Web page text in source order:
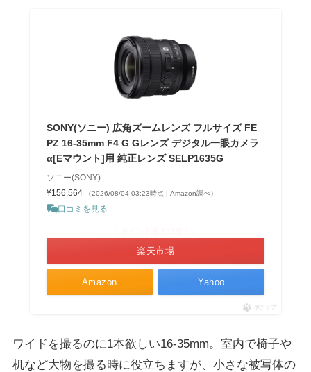
SONY(ソニー) 広角ズームレンズ フルサイズ FE
PZ 16-35mm F4 G Gレンズ デジタル一眼カメラ
α[Eマウント]用 純正レンズ SELP1635G
ソニー(SONY)
¥156,564
（2026/08/04 03:23時点 | Amazon調べ）
口コミを見る
Amazon
楽天市場
Yahoo
ポチップ
ワイドを撮るのに1本欲しい16-35mm。室内で椅子や
机など大物を撮る時に役立ちますが、小さな被写体の